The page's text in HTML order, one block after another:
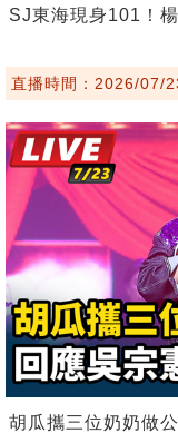
SJ東海現身101！
直播時間：2026/07/
胡瓜攜三位奶奶做